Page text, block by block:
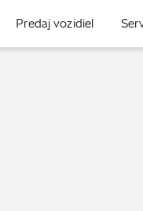
Predaj vozidiel